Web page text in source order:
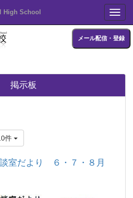
High School
メール配信・登録
掲示板
件
室だより ６・７・８月